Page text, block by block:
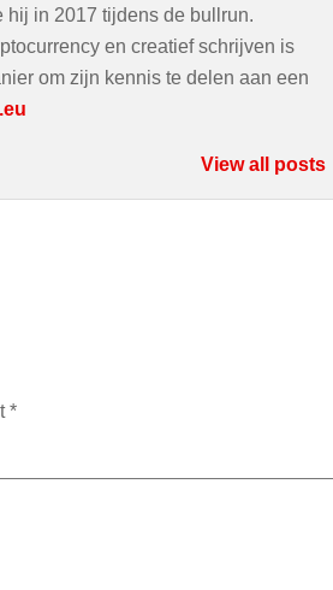
in 2017 tijdens de bullrun.
en creatief schrijven is
om zijn kennis te delen aan een
View all posts
*